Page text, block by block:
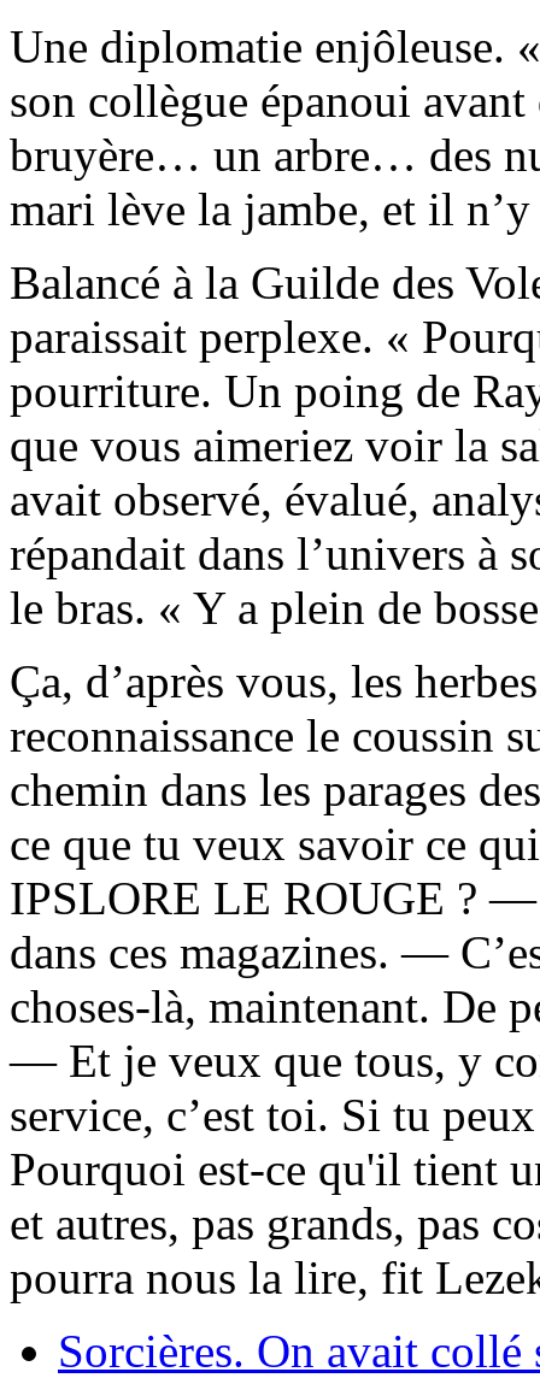
Une diplomatie enjôleuse.
son collègue épanoui
bruyère… un arbre… des
mari lève la jambe, et il
Balancé à la Guilde des
paraissait perplexe. «
pourriture. Un poing de
que vous aimeriez voir la
avait observé, évalué,
répandait dans l’univers à
le bras. « Y a plein de
Ça, d’après vous, les
reconnaissance le coussin
chemin dans les parages
ce que tu veux savoir ce
IPSLORE LE ROUGE ? —
dans ces magazines. —
choses-là, maintenant. De
— Et je veux que tous, y
service, c’est toi. Si tu
Pourquoi est-ce qu'il tient
et autres, pas grands, pas
pourra nous la lire, fit
Sorcières. On avait collé